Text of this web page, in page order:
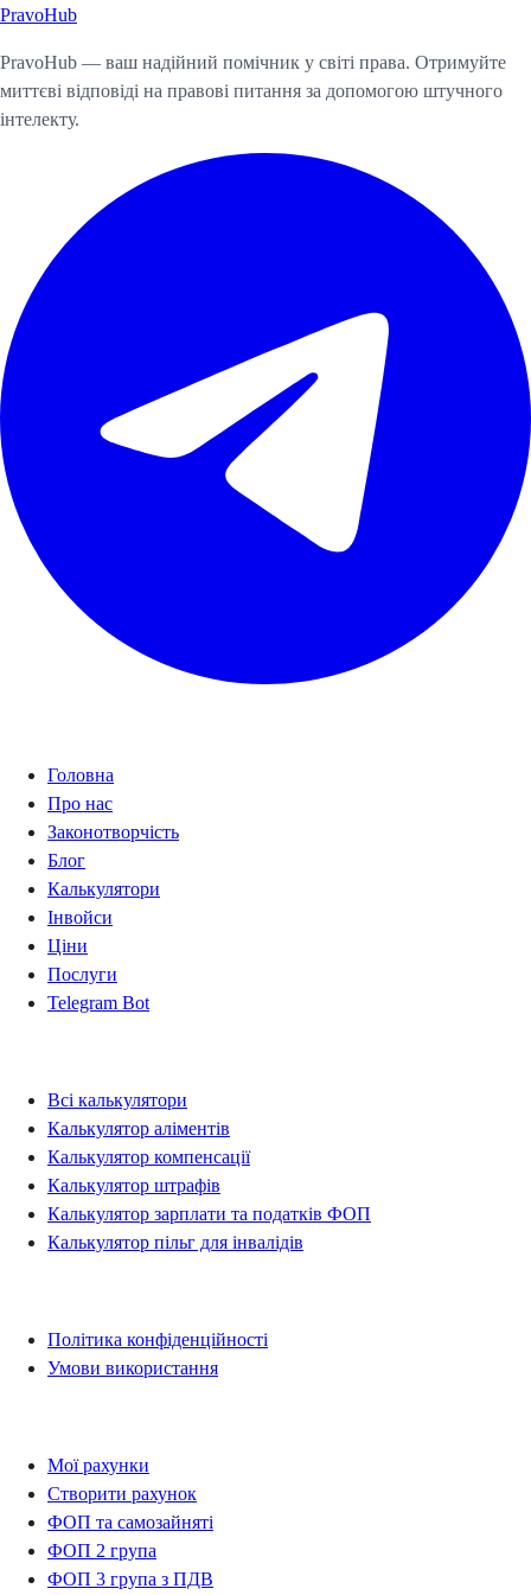
Почати консультацію
PravoHub
PravoHub — ваш надійний помічник у світі права. Отримуйте
миттєві відповіді на правові питання за допомогою штучного
інтелекту.
Головна
Про нас
Законотворчість
Блог
Калькулятори
Інвойси
Ціни
Послуги
Telegram Bot
Всі калькулятори
Калькулятор аліментів
Калькулятор компенсації
Калькулятор штрафів
Калькулятор зарплати та податків ФОП
Калькулятор пільг для інвалідів
Політика конфіденційності
Умови використання
Мої рахунки
Створити рахунок
ФОП та самозайняті
ФОП 2 група
ФОП 3 група з ПДВ